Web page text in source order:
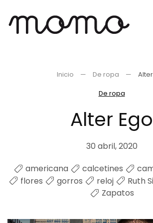
Ir
Inicio De ropa
De ropa
Alter Ego
30 abril, 2020
americana
calcetines
flores
gorros reloj Ruth
Zapatos